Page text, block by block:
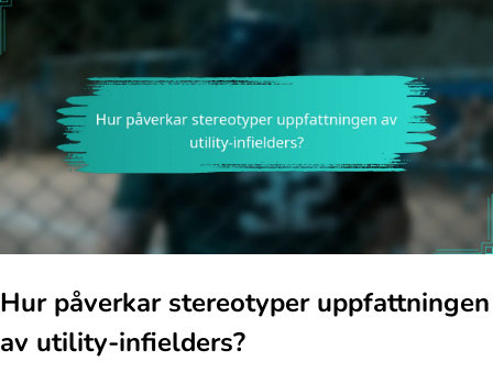
Hur påverkar stereotyper uppfattningen
av utility-infielders?